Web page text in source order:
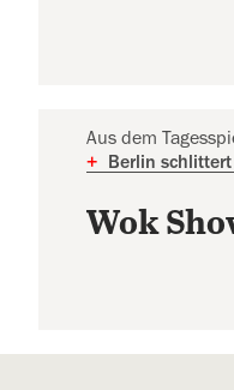
Aus dem
+
Berlin
Wok